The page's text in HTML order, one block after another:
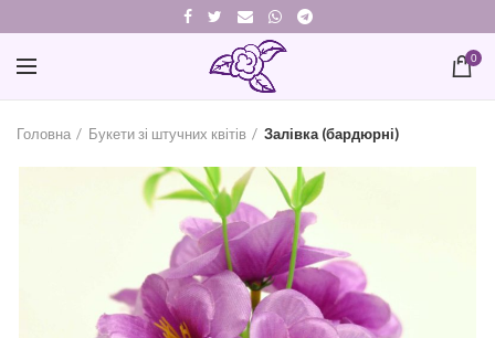
0
Головна Букети зі штучних квітів Залівка (бардюрні)